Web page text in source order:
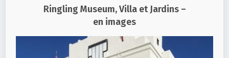
Ringling Museum, Villa et Jardins –
en images